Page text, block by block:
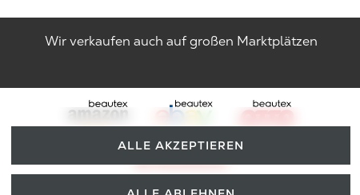
Wir verkaufen auch auf großen Marktplätzen
ALLE AKZEPTIEREN